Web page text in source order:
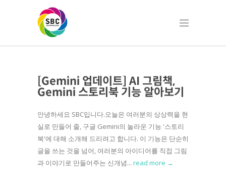
[Gemini 업데이트] AI 그림책,
Gemini 스토리북 기능 알아보기
안녕하세요 SBC입니다.오늘은 여러분의 상상력을 현
실로 만들어 줄, 구글 Gemini의 놀라운 기능 '스토리
북'에 대해 소개해 드리려고 합니다. 이 기능은 단순히
글을 쓰는 것을 넘어, 여러분의 아이디어를 직접 그림
과 이야기로 만들어주는 신개념... read more →